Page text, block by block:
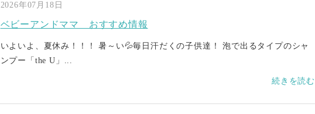
2026年07月18日
ベビーアンドママ おすすめ情報
いよいよ、夏休み！！！ 暑～い💦毎日汗だくの子供達！ 泡で出るタイプのシャ
ンプー「the U」...
続きを読む